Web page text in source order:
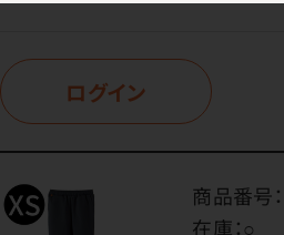
ログイン
商品番号：
在庫：○